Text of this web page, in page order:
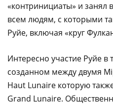
«контринициаты» и
всем людям, с которыми
Руйе, включая «круг
Интересно участие Руйе
созданном между двумя
Haut Lunaire которую
Grand Lunaire.